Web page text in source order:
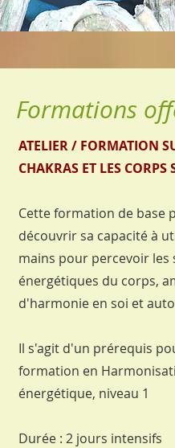
Formations
ATELIER / FORMATION
CHAKRAS ET LES CORPS
Cette formation de base
découvrir sa capacité à
mains pour percevoir les
énergétiques du corps,
d'harmonie en soi et
Il s'agit d'un prérequis
formation en
énergétique, niveau 1
Durée : 2 jours intensifs